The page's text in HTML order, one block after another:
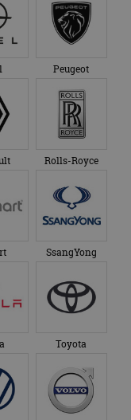
Peugeot
Rolls-Royce
SsangYong
Toyota